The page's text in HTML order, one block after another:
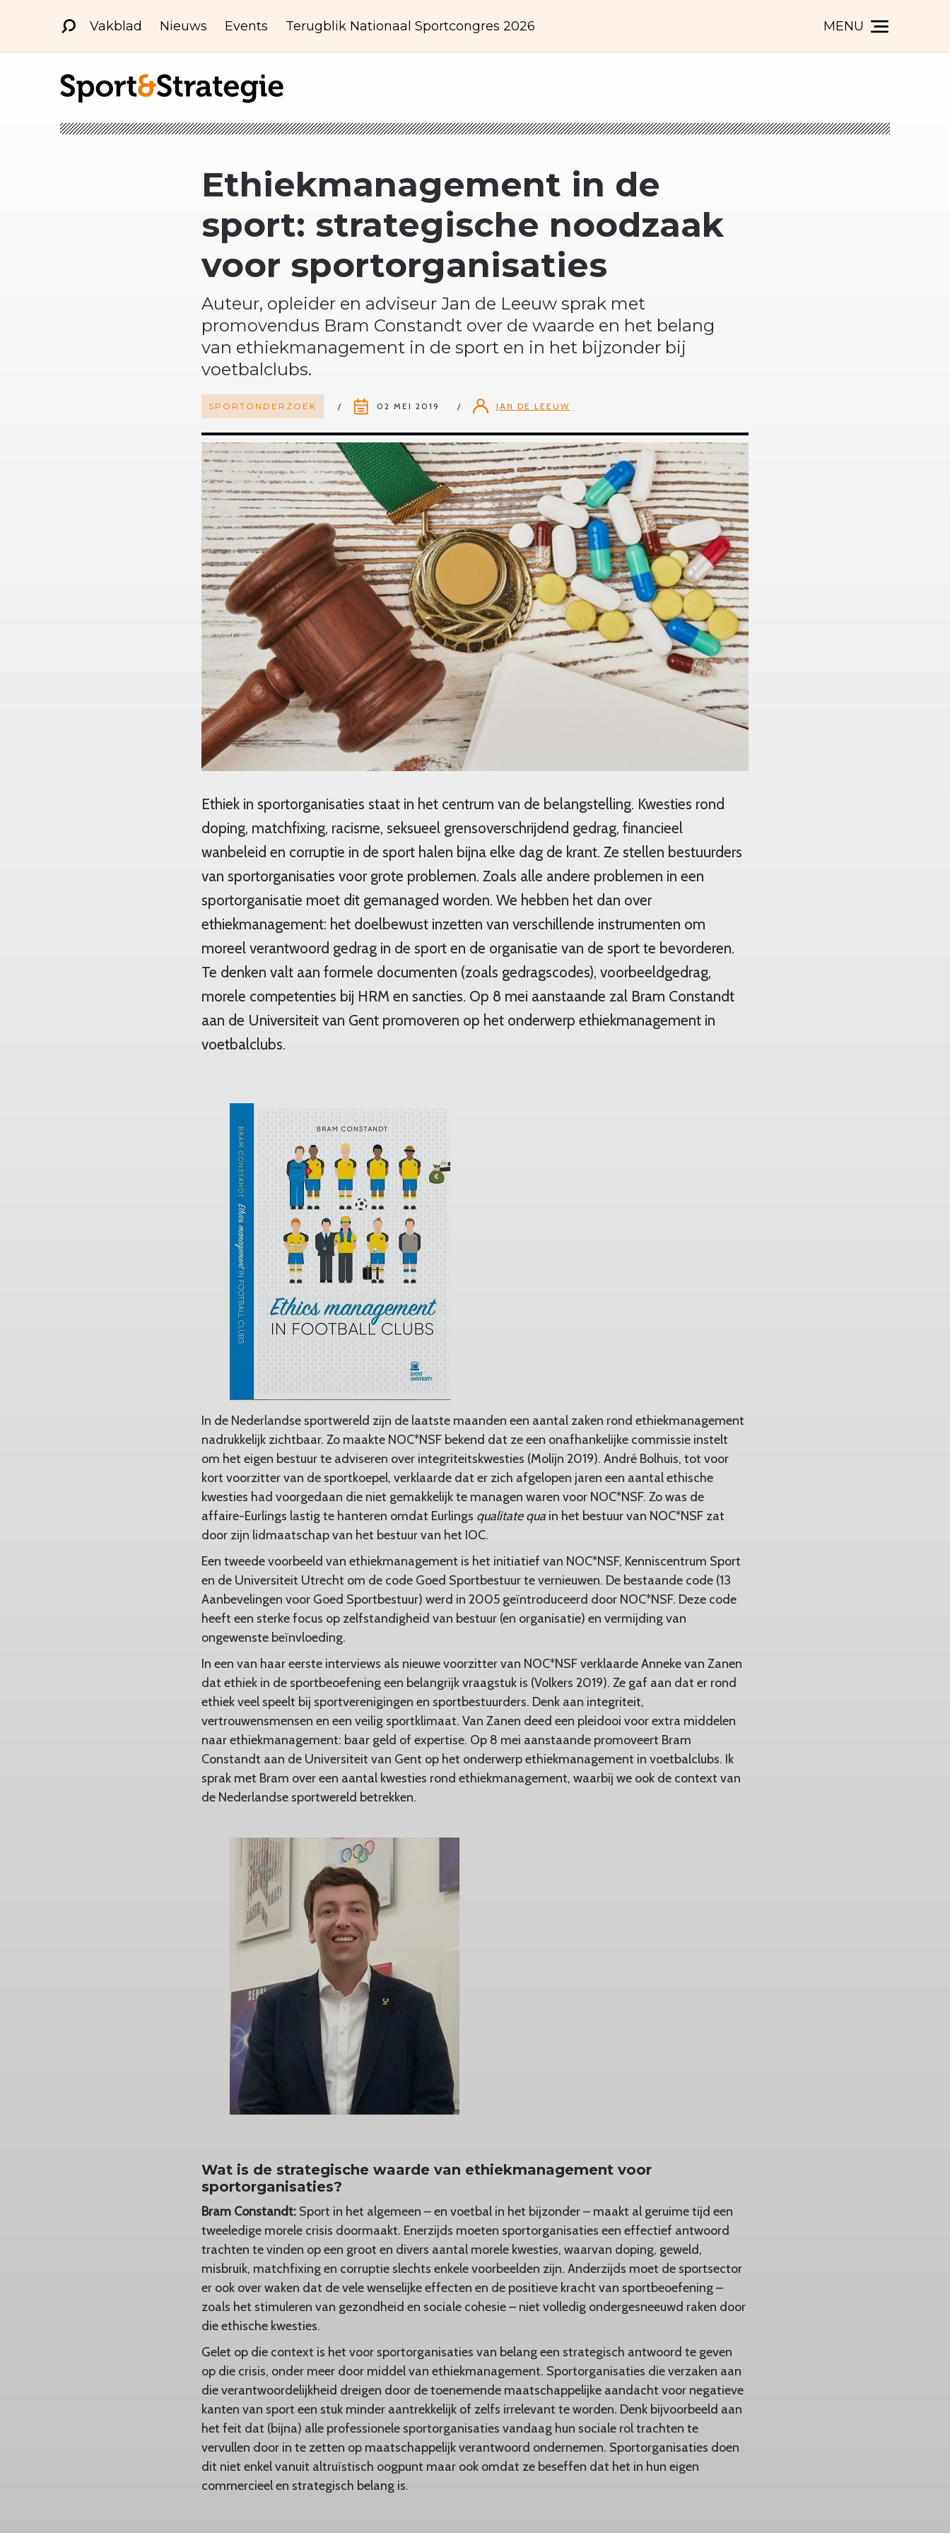
Vakblad Nieuws Events Terugblik Nationaal Sportcongres 2026 MENU
Ethiekmanagement in de
sport: strategische noodzaak
voor sportorganisaties
Auteur, opleider en adviseur Jan de Leeuw sprak met
promovendus Bram Constandt over de waarde en het belang
van ethiekmanagement in de sport en in het bijzonder bij
voetbalclubs.
SPORTONDERZOEK 02 MEI 2019 JAN DE LEEUW
Ethiek in sportorganisaties staat in het centrum van de belangstelling. Kwesties rond
doping, matchfixing, racisme, seksueel grensoverschrijdend gedrag, financieel
wanbeleid en corruptie in de sport halen bijna elke dag de krant. Ze stellen bestuurders
van sportorganisaties voor grote problemen. Zoals alle andere problemen in een
sportorganisatie moet dit gemanaged worden. We hebben het dan over
ethiekmanagement: het doelbewust inzetten van verschillende instrumenten om
moreel verantwoord gedrag in de sport en de organisatie van de sport te bevorderen.
Te denken valt aan formele documenten (zoals gedragscodes), voorbeeldgedrag,
morele competenties bij HRM en sancties. Op 8 mei aanstaande zal Bram Constandt
aan de Universiteit van Gent promoveren op het onderwerp ethiekmanagement in
voetbalclubs.
In de Nederlandse sportwereld zijn de laatste maanden een aantal zaken rond ethiekmanagement
nadrukkelijk zichtbaar. Zo maakte NOC*NSF bekend dat ze een onafhankelijke commissie instelt
om het eigen bestuur te adviseren over integriteitskwesties (Molijn 2019). André Bolhuis, tot voor
kort voorzitter van de sportkoepel, verklaarde dat er zich afgelopen jaren een aantal ethische
kwesties had voorgedaan die niet gemakkelijk te managen waren voor NOC*NSF. Zo was de
affaire-Eurlings lastig te hanteren omdat Eurlings qualitate qua in het bestuur van NOC*NSF zat
door zijn lidmaatschap van het bestuur van het IOC.
Een tweede voorbeeld van ethiekmanagement is het initiatief van NOC*NSF, Kenniscentrum Sport
en de Universiteit Utrecht om de code Goed Sportbestuur te vernieuwen. De bestaande code (13
Aanbevelingen voor Goed Sportbestuur) werd in 2005 geïntroduceerd door NOC*NSF. Deze code
heeft een sterke focus op zelfstandigheid van bestuur (en organisatie) en vermijding van
ongewenste beïnvloeding.
In een van haar eerste interviews als nieuwe voorzitter van NOC*NSF verklaarde Anneke van Zanen
dat ethiek in de sportbeoefening een belangrijk vraagstuk is (Volkers 2019). Ze gaf aan dat er rond
ethiek veel speelt bij sportverenigingen en sportbestuurders. Denk aan integriteit,
vertrouwensmensen en een veilig sportklimaat. Van Zanen deed een pleidooi voor extra middelen
naar ethiekmanagement: baar geld of expertise. Op 8 mei aanstaande promoveert Bram
Constandt aan de Universiteit van Gent op het onderwerp ethiekmanagement in voetbalclubs. Ik
sprak met Bram over een aantal kwesties rond ethiekmanagement, waarbij we ook de context van
de Nederlandse sportwereld betrekken.
Wat is de strategische waarde van ethiekmanagement voor
sportorganisaties?
Bram Constandt: Sport in het algemeen – en voetbal in het bijzonder – maakt al geruime tijd een
tweeledige morele crisis doormaakt. Enerzijds moeten sportorganisaties een effectief antwoord
trachten te vinden op een groot en divers aantal morele kwesties, waarvan doping, geweld,
misbruik, matchfixing en corruptie slechts enkele voorbeelden zijn. Anderzijds moet de sportsector
er ook over waken dat de vele wenselijke effecten en de positieve kracht van sportbeoefening –
zoals het stimuleren van gezondheid en sociale cohesie – niet volledig ondergesneeuwd raken door
die ethische kwesties.
Gelet op die context is het voor sportorganisaties van belang een strategisch antwoord te geven
op die crisis, onder meer door middel van ethiekmanagement. Sportorganisaties die verzaken aan
die verantwoordelijkheid dreigen door de toenemende maatschappelijke aandacht voor negatieve
kanten van sport een stuk minder aantrekkelijk of zelfs irrelevant te worden. Denk bijvoorbeeld aan
het feit dat (bijna) alle professionele sportorganisaties vandaag hun sociale rol trachten te
vervullen door in te zetten op maatschappelijk verantwoord ondernemen. Sportorganisaties doen
dit niet enkel vanuit altruïstisch oogpunt maar ook omdat ze beseffen dat het in hun eigen
commercieel en strategisch belang is.